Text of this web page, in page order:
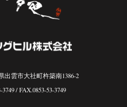
出雲市大社町杵築南1386-2
3749/ FAX.0853-53-3749